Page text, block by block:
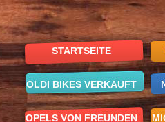
STARTSEITE
OLDI BIKES VERKAUFT
OPELS VON FREUNDEN